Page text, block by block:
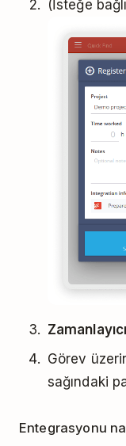
(İsteğe
Görev
sağındaki
Entegrasyonu